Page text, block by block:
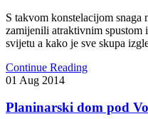
S takvom konstelacijom snaga
zamijenili atraktivnim spustom
svijetu a kako je sve skupa
Continue Reading
01 Aug 2014
Planinarski dom pod